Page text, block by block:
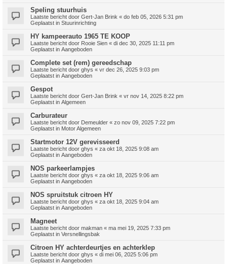
Speling stuurhuis
Laatste bericht door Gert-Jan Brink « do feb 05, 2026 5:31 pm
Geplaatst in Stuurinrichting
HY kampeerauto 1965 TE KOOP
Laatste bericht door Rooie Sien « di dec 30, 2025 11:11 pm
Geplaatst in Aangeboden
Complete set (rem) gereedschap
Laatste bericht door ghys « vr dec 26, 2025 9:03 pm
Geplaatst in Aangeboden
Gespot
Laatste bericht door Gert-Jan Brink « vr nov 14, 2025 8:22 pm
Geplaatst in Algemeen
Carburateur
Laatste bericht door Demeulder « zo nov 09, 2025 7:22 pm
Geplaatst in Motor Algemeen
Startmotor 12V gerevisseerd
Laatste bericht door ghys « za okt 18, 2025 9:08 am
Geplaatst in Aangeboden
NOS parkeerlampjes
Laatste bericht door ghys « za okt 18, 2025 9:06 am
Geplaatst in Aangeboden
NOS spruitstuk citroen HY
Laatste bericht door ghys « za okt 18, 2025 9:04 am
Geplaatst in Aangeboden
Magneet
Laatste bericht door makman « ma mei 19, 2025 7:33 pm
Geplaatst in Versnellingsbak
Citroen HY achterdeurtjes en achterklep
Laatste bericht door ghys « di mei 06, 2025 5:06 pm
Geplaatst in Aangeboden